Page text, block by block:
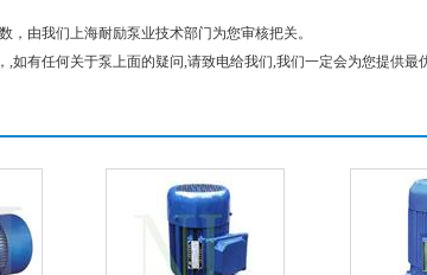
由我们上海耐励泵业技术部门为您审核把关。
有任何关于泵上面的疑问,请致电给我们,我们一定会为您提供最